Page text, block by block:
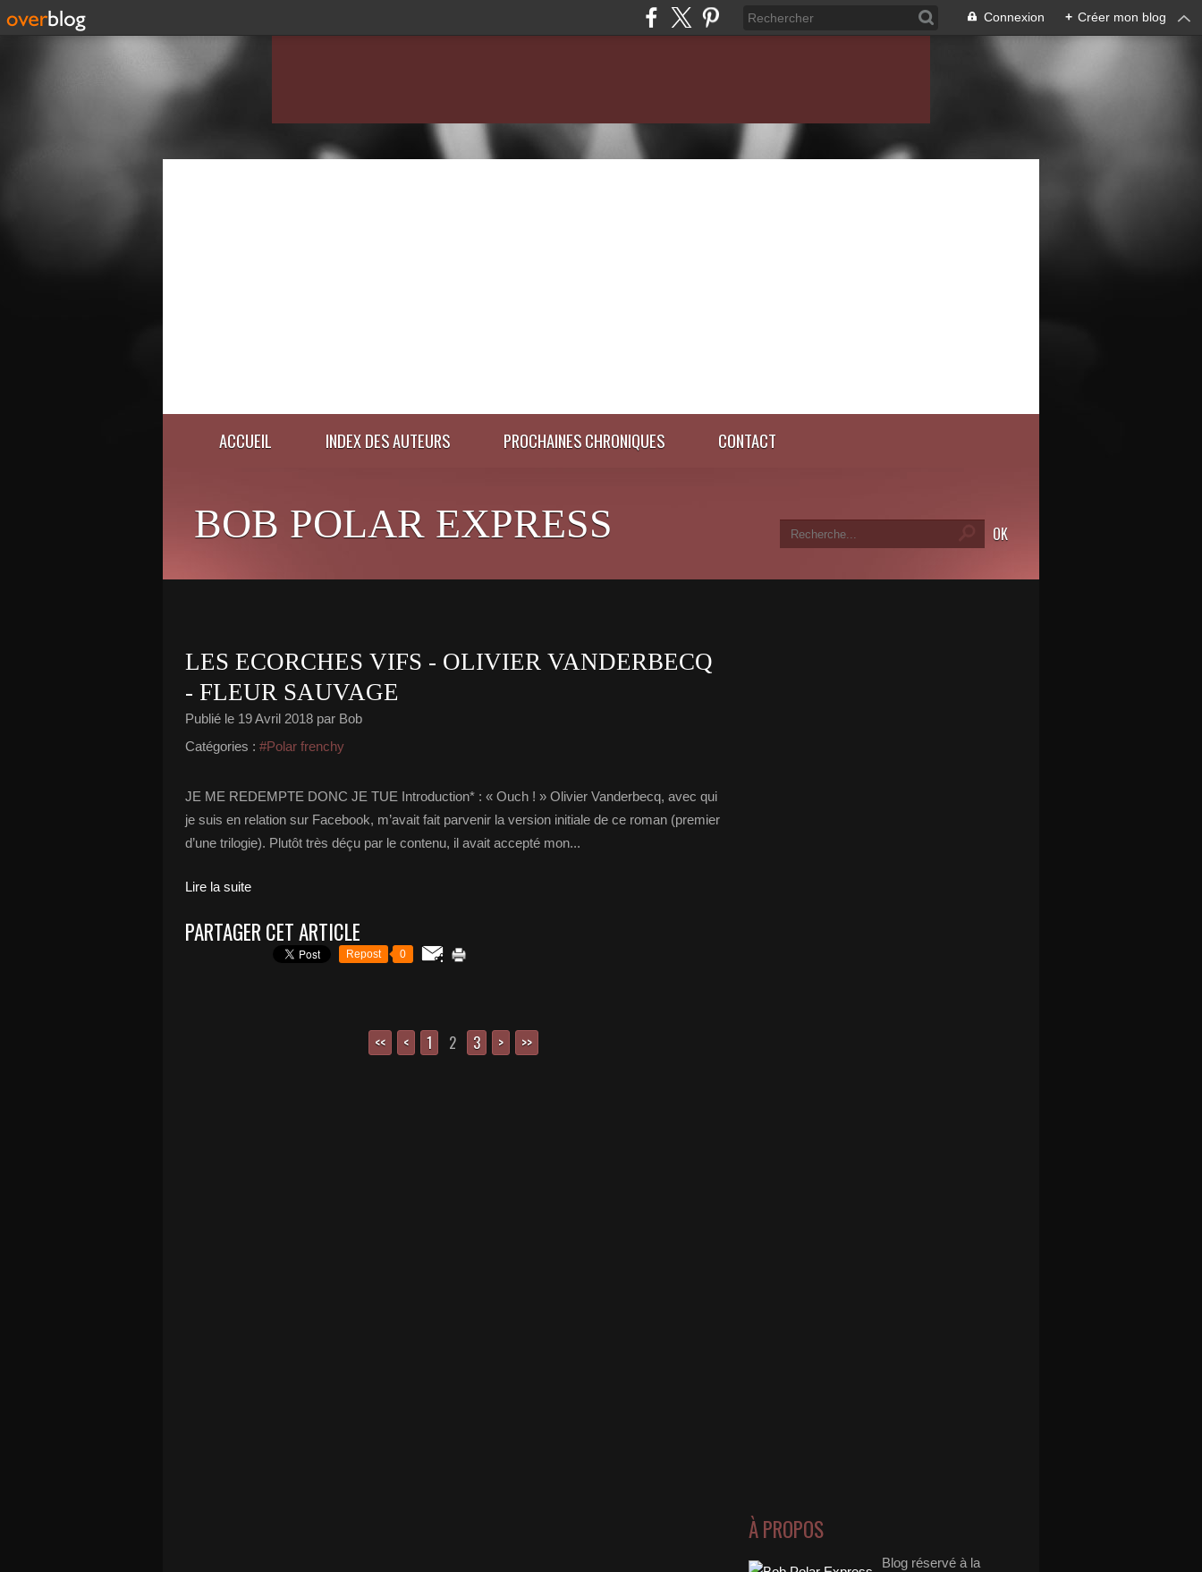
Connexion + Créer mon blog
ACCUEIL INDEX DES AUTEURS PROCHAINES CHRONIQUES CONTACT
BOB POLAR EXPRESS
LES ECORCHES VIFS - OLIVIER VANDERBECQ
- FLEUR SAUVAGE
Publié le 19 Avril 2018 par Bob
Catégories : #Polar frenchy
JE ME REDEMPTE DONC JE TUE Introduction* : « Ouch ! » Olivier Vanderbecq, avec qui
je suis en relation sur Facebook, m’avait fait parvenir la version initiale de ce roman (premier
d’une trilogie). Plutôt très déçu par le contenu, il avait accepté mon...
Lire la suite
PARTAGER CET ARTICLE
Repost 0
<< < 1 2 3 > >>
À PROPOS
Blog réservé à la